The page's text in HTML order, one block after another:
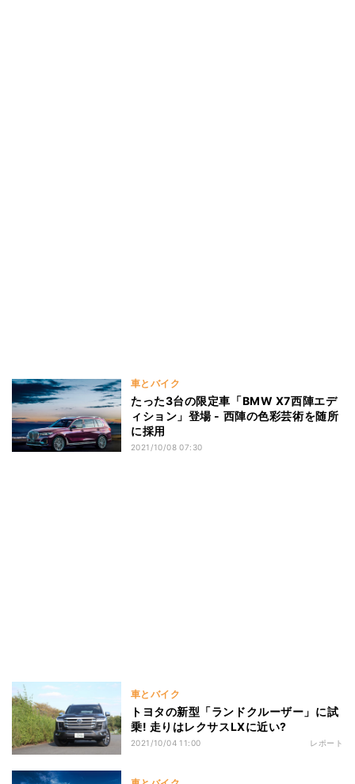
車とバイク
たった3台の限定車「BMW X7西陣エデ
ィション」登場 - 西陣の色彩芸術を随所
に採用
2021/10/08 07:30
車とバイク
トヨタの新型「ランドクルーザー」に試
乗! 走りはレクサスLXに近い?
2021/10/04 11:00 レポート